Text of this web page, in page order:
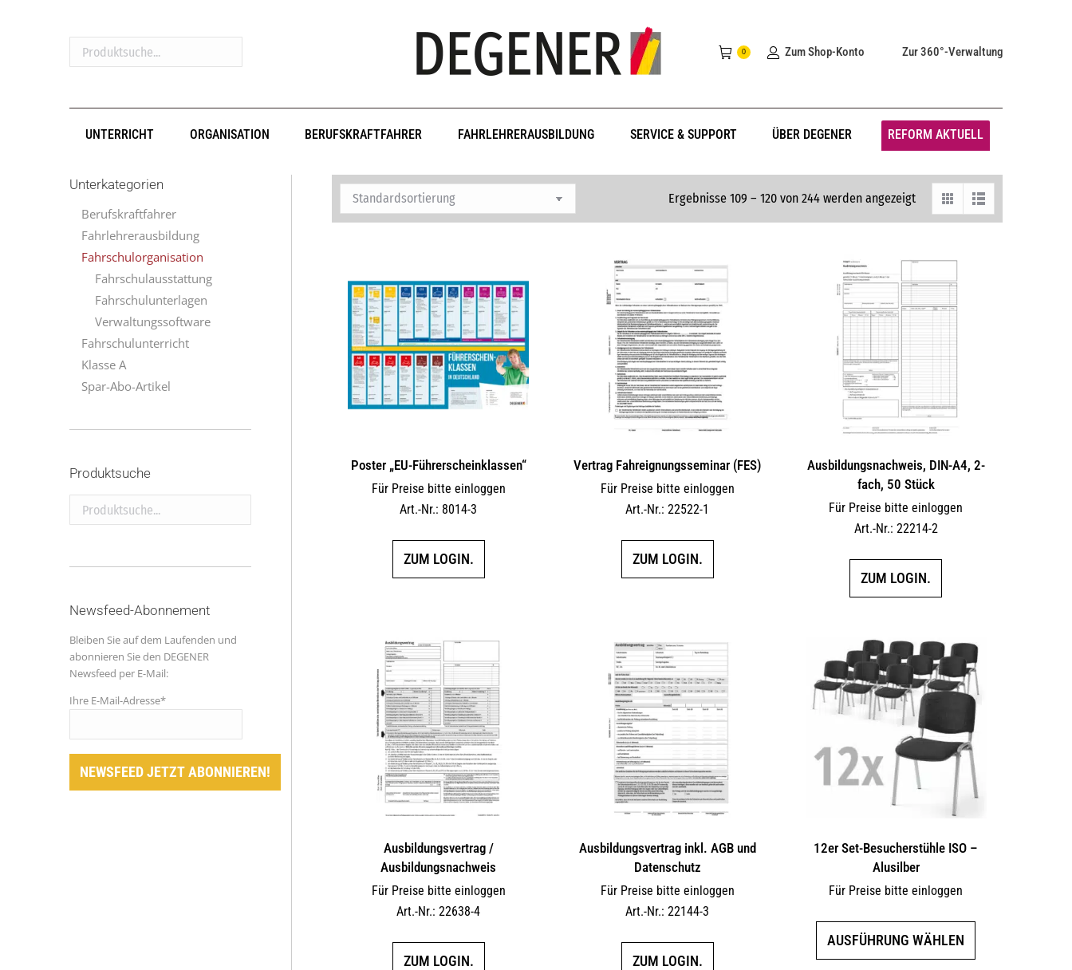
Produktsuche...
0 Zum Shop-Konto Zur 360°-Verwaltung
UNTERRICHT ORGANISATION BERUFSKRAFTFAHRER FAHRLEHRERAUSBILDUNG SERVICE & SUPPORT ÜBER DEGENER REFORM AKTUELL
Ergebnisse 109 – 120 von 244 werden angezeigt
Poster „EU-Führerscheinklassen“
Für Preise bitte einloggen
Art.-Nr.: 8014-3
ZUM LOGIN.
Vertrag Fahreignungsseminar (FES)
Für Preise bitte einloggen
Art.-Nr.: 22522-1
ZUM LOGIN.
Ausbildungsnachweis, DIN-A4, 2-
fach, 50 Stück
Für Preise bitte einloggen
Art.-Nr.: 22214-2
ZUM LOGIN.
Ausbildungsvertrag /
Ausbildungsnachweis
Für Preise bitte einloggen
Art.-Nr.: 22638-4
ZUM LOGIN.
Ausbildungsvertrag inkl. AGB und
Datenschutz
Für Preise bitte einloggen
Art.-Nr.: 22144-3
ZUM LOGIN.
12er Set-Besucherstühle ISO –
Alusilber
Für Preise bitte einloggen
AUSFÜHRUNG WÄHLEN
Unterkategorien
Berufskraftfahrer
Fahrlehrerausbildung
Fahrschulorganisation
Fahrschulausstattung
Fahrschulunterlagen
Verwaltungssoftware
Fahrschulunterricht
Klasse A
Spar-Abo-Artikel
Produktsuche
Produktsuche...
Newsfeed-Abonnement
Bleiben Sie auf dem Laufenden und
abonnieren Sie den DEGENER
Newsfeed per E-Mail:
Ihre E-Mail-Adresse*